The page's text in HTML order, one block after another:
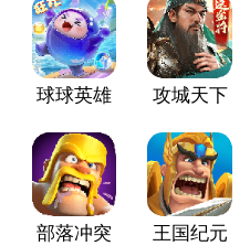
球球英雄 攻城天下
部落冲突 王国纪元